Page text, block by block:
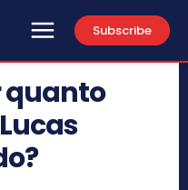
Subscribe
quanto